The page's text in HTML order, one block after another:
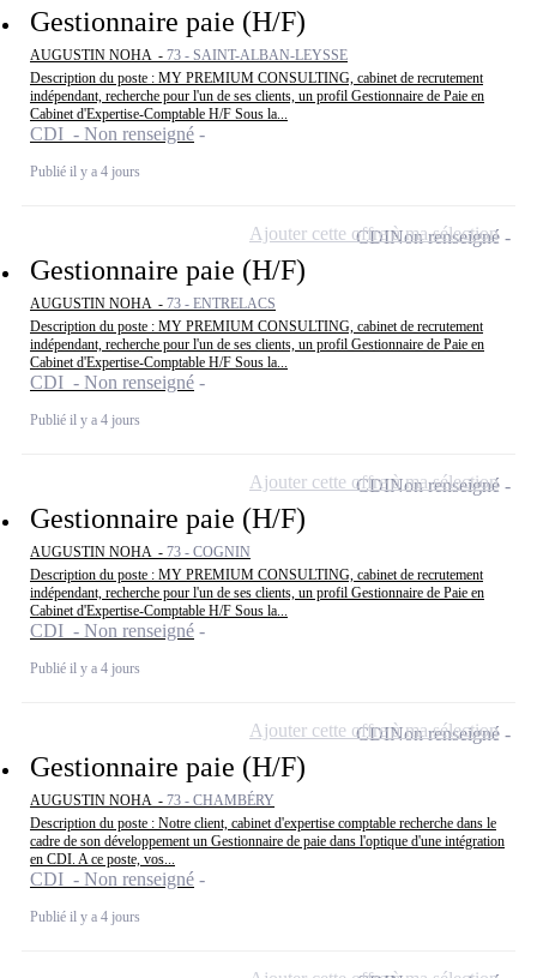
Gestionnaire paie (H/F)
AUGUSTIN NOHA - 73 - SAINT-ALBAN-LEYSSE
Description du poste : MY PREMIUM CONSULTING, cabinet de recrutement
indépendant, recherche pour l'un de ses clients, un profil Gestionnaire de Paie en
Cabinet d'Expertise-Comptable H/F Sous la...
CDI - Non renseigné
Publié il y a 4 jours
Gestionnaire paie (H/F)
AUGUSTIN NOHA - 73 - ENTRELACS
Description du poste : MY PREMIUM CONSULTING, cabinet de recrutement
indépendant, recherche pour l'un de ses clients, un profil Gestionnaire de Paie en
Cabinet d'Expertise-Comptable H/F Sous la...
CDI - Non renseigné
Publié il y a 4 jours
CDINon renseigné
Ajouter cette offre à ma sélection
Gestionnaire paie (H/F)
AUGUSTIN NOHA - 73 - COGNIN
Description du poste : MY PREMIUM CONSULTING, cabinet de recrutement
indépendant, recherche pour l'un de ses clients, un profil Gestionnaire de Paie en
Cabinet d'Expertise-Comptable H/F Sous la...
CDI - Non renseigné
Publié il y a 4 jours
CDINon renseigné
Ajouter cette offre à ma sélection
Gestionnaire paie (H/F)
AUGUSTIN NOHA - 73 - CHAMBÉRY
Description du poste : Notre client, cabinet d'expertise comptable recherche dans le
cadre de son développement un Gestionnaire de paie dans l'optique d'une intégration
en CDI. A ce poste, vos...
CDI - Non renseigné
Publié il y a 4 jours
CDINon renseigné
Ajouter cette offre à ma sélection